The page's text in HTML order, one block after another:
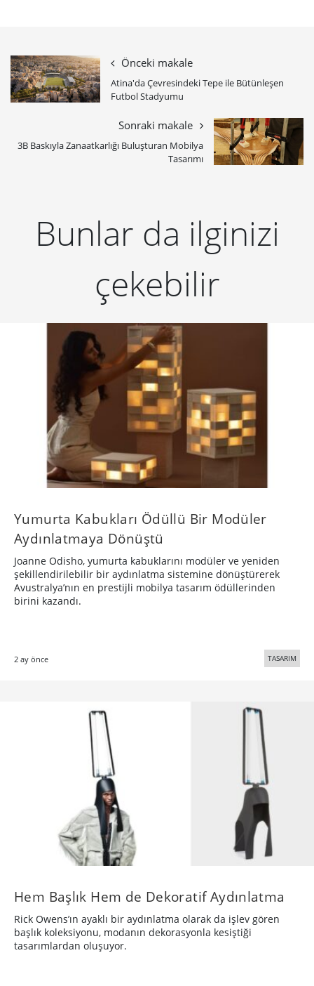
Önceki makale
Atina'da Çevresindeki Tepe ile Bütünleşen
Futbol Stadyumu
Sonraki makale
3B Baskıyla Zanaatkarlığı Buluşturan Mobilya
Tasarımı
Bunlar da ilginizi
çekebilir
Yumurta Kabukları Ödüllü Bir Modüler
Aydınlatmaya Dönüştü
Joanne Odisho, yumurta kabuklarını modüler ve yeniden
şekillendirilebilir bir aydınlatma sistemine dönüştürerek
Avustralya’nın en prestijli mobilya tasarım ödüllerinden
birini kazandı.
2 ay önce TASARIM
Hem Başlık Hem de Dekoratif Aydınlatma
Rick Owens’ın ayaklı bir aydınlatma olarak da işlev gören
başlık koleksiyonu, modanın dekorasyonla kesiştiği
tasarımlardan oluşuyor.